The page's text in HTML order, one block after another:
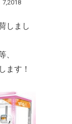
7,2018
しまし
、
ます！